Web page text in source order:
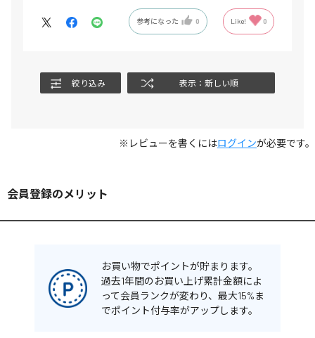
参考になった 0 Like! 0
絞り込み 表示：新しい順
※レビューを書くにはログインが必要です。
会員登録のメリット
お買い物でポイントが貯まります。
過去1年間のお買い上げ累計金額によ
って会員ランクが変わり、最大15%ま
でポイント付与率がアップします。